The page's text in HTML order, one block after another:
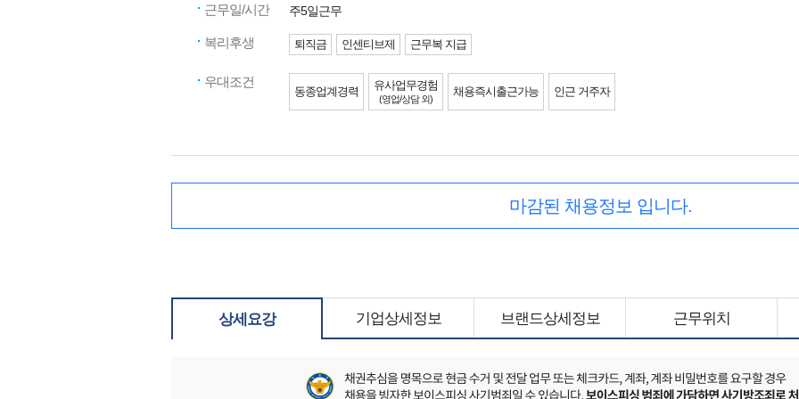
근무일/시간 주5일근무
복리후생 퇴직금 인센티브제 근무복 지급
우대조건
동종업계경력 유사업무경험
(영업/상담 외)
채용즉시출근가능 인근 거주자
마감된 채용정보 입니다.
상세요강 기업상세정보 브랜드상세정보 근무위치